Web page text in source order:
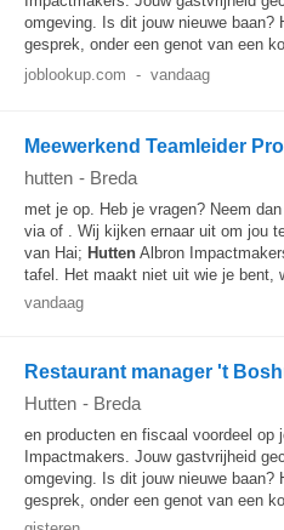
omgeving. Is dit jouw nieuwe
gesprek, onder een genot van een
joblookup.com - vandaag
Meewerkend Teamleider
hutten - Breda
met je op. Heb je vragen? Neem
via of . Wij kijken ernaar uit om jou
van Hai; Hutten Albron
tafel. Het maakt niet uit wie je bent,
vandaag
Restaurant manager 't
Hutten - Breda
en producten en fiscaal voordeel op
Impactmakers. Jouw gastvrijheid
omgeving. Is dit jouw nieuwe
gesprek, onder een genot van een